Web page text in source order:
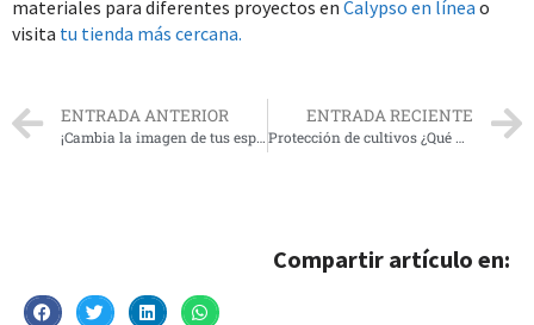
materiales para diferentes proyectos en Calypso en línea o
visita tu tienda más cercana.
ENTRADA ANTERIOR
¡Cambia la imagen de tus espacios! Estas son algunas ideas para aplicar nuestras gramas sintéticas
ENTRADA RECIENTE
Protección de cultivos ¿Qué materiales necesito?
Compartir artículo en: